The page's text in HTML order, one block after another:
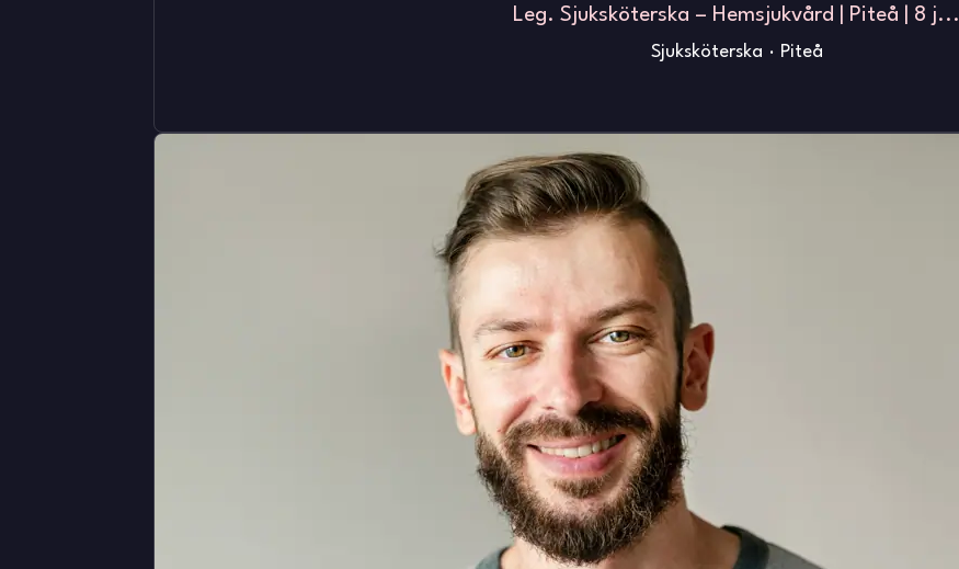
Leg. Sjuksköterska – Hemsjukvård | Piteå | 8 j...
Sjuksköterska · Piteå